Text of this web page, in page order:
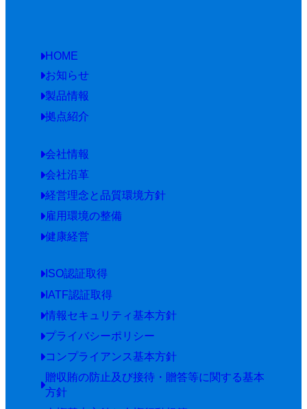
HOME
お知らせ
製品情報
拠点紹介
会社情報
会社沿革
経営理念と品質環境方針
雇用環境の整備
健康経営
ISO認証取得
IATF認証取得
情報セキュリティ基本方針
プライバシーポリシー
コンプライアンス基本方針
贈収賄の防止及び接待・贈答等に関する基本
方針